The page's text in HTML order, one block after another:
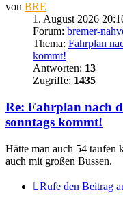
von BRE
1. August 2026
Forum: bremer-
Thema: Fahrplan
kommt!
Antworten: 13
Zugriffe: 1435
Re: Fahrplan nach
sonntags kommt!
Hätte man auch 54 taufen
auch mit großen Bussen.
Rufe den Beitrag